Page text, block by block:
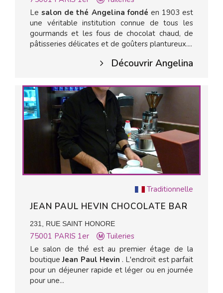
Le salon de thé Angelina fondé en 1903 est
une véritable institution connue de tous les
gourmands et les fous de chocolat chaud, de
pâtisseries délicates et de goûters plantureux....
Découvrir Angelina
Traditionnelle
JEAN PAUL HEVIN CHOCOLATE BAR
231, RUE SAINT HONORE
75001 PARIS 1er
Tuileries
Le salon de thé est au premier étage de la
boutiqueJean Paul Hevin . L'endroit est parfait
pour un déjeuner rapide et léger ou en journée
pour une...